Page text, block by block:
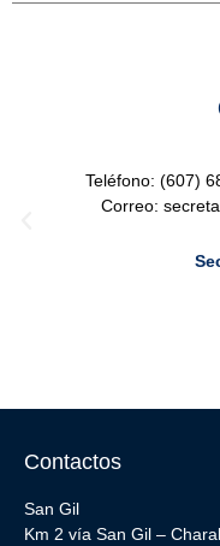
Teléfono: (607)
Correo:
Contactos
San Gil
Km 2 vía San Gil –